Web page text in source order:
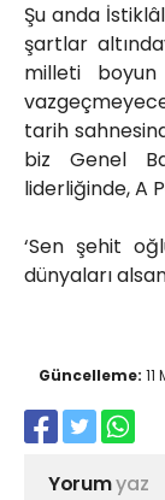
Şu anda
şartlar
milleti boyun
tarih
biz Genel
liderliğinde, A
‘Sen şehit
dünyaları
Güncelleme: 11
Yorumyaz